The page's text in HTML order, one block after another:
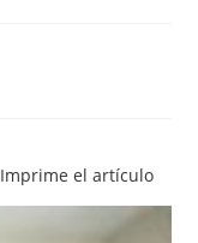
Imprime el artículo